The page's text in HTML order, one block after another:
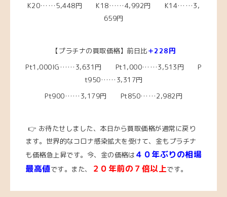
K20……5,448円 K18……4,992円 K14……3,
659円
【プラチナの買取価格】前日比＋228円
Pt1,000IG……3,631 円 Pt1,000……3,513円 P
t950……3,317円
Pt900……3,179円 Pt850……2,982円
👉 お待たせしました、本日から買取価格が通常に戻り
ます。世界的なコロナ感染拡大を受けて、金もプラチナ
も価格急上昇です。 今、金の価格は ４０年ぶりの相場
最高値です。また、 ２０年前の７倍以上です。